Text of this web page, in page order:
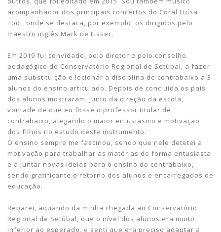
acompanhador dos principais concertos do Coral Luísa
Todi, onde se destaca, por exemplo, os dirigidos pelo
maestro inglês Mark de Lisser.
Em 2019 fui convidado, pelo diretor e pelo conselho
pedagógico do Conservatório Regional de Setúbal, a fazer
uma substituição e lecionar a disciplina de contrabaixo a 3
alunos do ensino articulado. Depois de concluída os pais
dos alunos mostraram, junto da direção da escola,
vontade de que eu fosse o professor titular de
contrabaixo, alegando o maior entusiasmo e motivação
dos filhos no estudo deste instrumento.
O ensino sempre me fascinou, sendo que nele detetei a
motivação para trabalhar as matérias de forma entusiasta
e a juntar novas ideias para o ensino do contrabaixo,
sendo gratificante o retorno dos alunos e encarregados de
educação.
Reparei, aquando da minha chegada ao Conservatório
Regional de Setúbal, que o nível dos alunos era muito
inferior ao esperado, e senti que era preciso adaptar a